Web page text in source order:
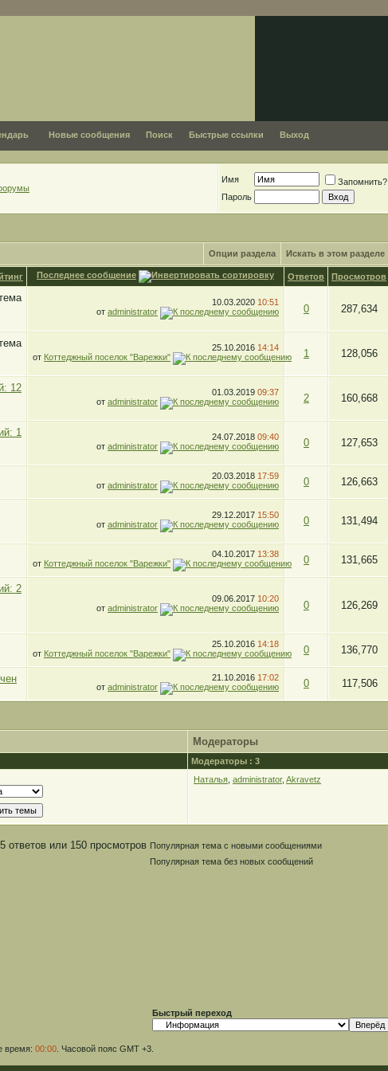
Новые сообщения Поиск Быстрые ссылки Выход
Имя
Запомнить?
Пароль
Опции раздела Искать в этом разделе
Последнее сообщение Ответов Просмотров
10.03.2020 10:51
от administrator 0 287,634
25.10.2016 14:14
от Коттеджный поселок "Варежки" 1 128,056
01.03.2019 09:37
от administrator 2 160,668
24.07.2018 09:40
от administrator 0 127,653
20.03.2018 17:59
от administrator 0 126,663
29.12.2017 15:50
от administrator 0 131,494
04.10.2017 13:38
от Коттеджный поселок "Варежки" 0 131,665
09.06.2017 10:20
от administrator 0 126,269
25.10.2016 14:18
от Коттеджный поселок "Варежки" 0 136,770
21.10.2016 17:02
от administrator 0 117,506
Модераторы
Модераторы : 3
Наталья administrator, Akravetz
Популярная тема с новыми сообщениями
Популярная тема без новых сообщений
Быстрый переход
время: 00:00 . Часовой пояс GMT +3.